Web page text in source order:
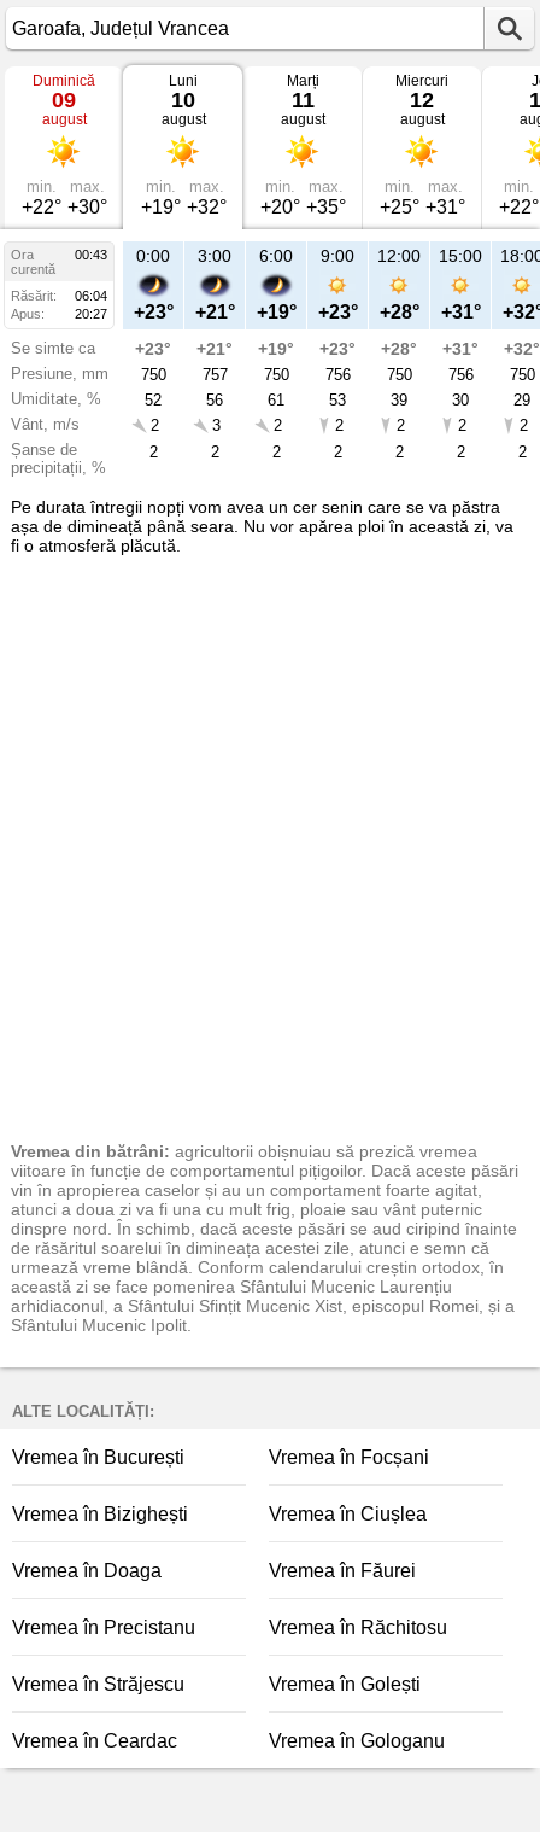
Vremea
Garoafa
mâine
Județul
Vrancea
Duminică
09
august
min.
+22°
max.
+30°
Luni
10
august
min.
+19°
max.
+32°
Marți
11
august
min.
+20°
max.
+35°
Miercuri
12
august
min.
+25°
max.
+31°
min.
+22°
Ora
00:43
curentă
Răsărit:
06:04
Apus:
20:27
Se simte ca
Presiune, mm
Umiditate, %
Vânt, m/s
Șanse de
precipitații, %
21:00
+26°
+26°
756
43
2
2
Lu
aug
0:00
+23°
+23°
750
52
2
2
3:00
+21°
+21°
757
56
3
2
6:00
+19°
+19°
750
61
2
2
9:00
+23°
+23°
756
53
2
2
12:00
+28°
+28°
750
39
2
2
15:00
+31°
+31°
756
30
2
2
+32°
750
29
2
2
Pe durata întregii nopți vom avea un cer senin care se va păstra
așa de dimineață până seara. Nu vor apărea ploi în această zi, va
fi o atmosferă plăcută.
Vremea din bătrâni: agricultorii obișnuiau să prezică vremea
viitoare în funcție de comportamentul pițigoilor. Dacă aceste păsări
vin în apropierea caselor și au un comportament foarte agitat,
atunci a doua zi va fi una cu mult frig, ploaie sau vânt puternic
dinspre nord. În schimb, dacă aceste păsări se aud ciripind înainte
de răsăritul soarelui în dimineața acestei zile, atunci e semn că
urmează vreme blândă. Conform calendarului creștin ortodox, în
această zi se face pomenirea Sfântului Mucenic Laurențiu
arhidiaconul, a Sfântului Sfințit Mucenic Xist, episcopul Romei, și a
Sfântului Mucenic Ipolit.
ALTE LOCALITĂȚI:
Vremea în București Vremea în Focșani
Vremea în Bizighești Vremea în Ciușlea
Vremea în Doaga Vremea în Făurei
Vremea în Precistanu Vremea în Răchitosu
Vremea în Străjescu Vremea în Golești
Vremea în Ceardac Vremea în Gologanu